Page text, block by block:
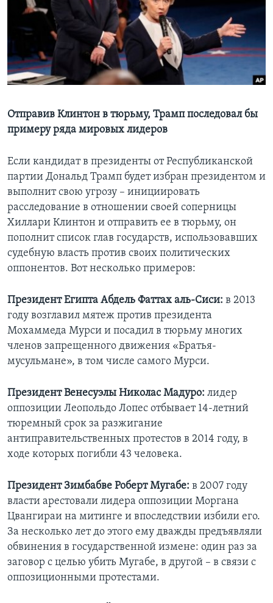
Learning English
СОЦИАЛЬНЫЕ СЕТИ
Языки
Отправив Клинтон в тюрьму, Трамп последовал бы
примеру ряда мировых лидеров
Если кандидат в президенты от Республиканской
партии Дональд Трамп будет избран президентом и
выполнит свою угрозу – инициировать
расследование в отношении своей соперницы
Хиллари Клинтон и отправить ее в тюрьму, он
пополнит список глав государств, использовавших
судебную власть против своих политических
оппонентов. Вот несколько примеров:
Президент Египта Абдель Фаттах аль-Сиси: в 2013
году возглавил мятеж против президента
Мохаммеда Мурси и посадил в тюрьму многих
членов запрещенного движения «Братья-
мусульмане», в том числе самого Мурси.
Президент Венесуэлы Николас Мадуро: лидер
оппозиции Леопольдо Лопес отбывает 14-летний
тюремный срок за разжигание
антиправительственных протестов в 2014 году, в
ходе которых погибли 43 человека.
Президент Зимбабве Роберт Мугабе: в 2007 году
власти арестовали лидера оппозиции Моргана
Цвангираи на митинге и впоследствии избили его.
За несколько лет до этого ему дважды предъявляли
обвинения в государственной измене: один раз за
заговор с целью убить Мугабе, в другой – в связи с
оппозиционными протестами.